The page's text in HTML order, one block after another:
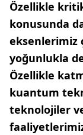
Özellikle
konusunda
eksenlerimiz
yoğunlukla
Özellikle
kuantum
teknolojiler